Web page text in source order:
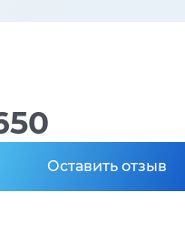
Оставить отзыв